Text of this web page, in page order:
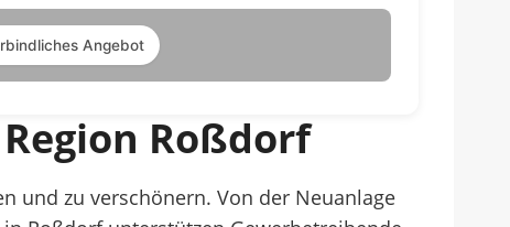
Angebot
Roßdorf
und zu verschönern. Von der Neuanlage